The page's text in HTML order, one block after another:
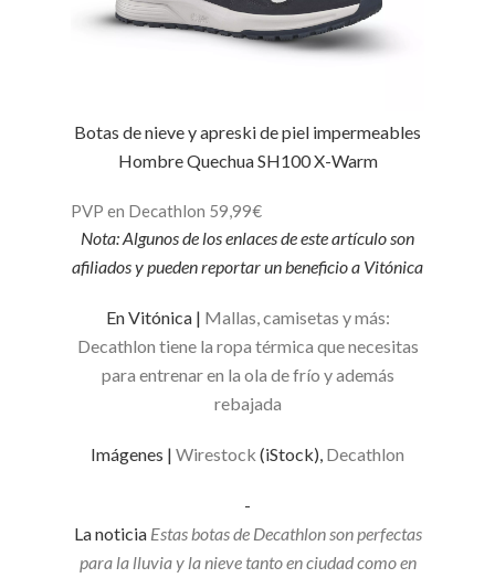
Botas de nieve y apreski de piel impermeables
Hombre Quechua SH100 X-Warm
PVP en Decathlon 59,99€
Nota: Algunos de los enlaces de este artículo son
afiliados y pueden reportar un beneficio a Vitónica
En Vitónica | Mallas, camisetas y más:
Decathlon tiene la ropa térmica que necesitas
para entrenar en la ola de frío y además
rebajada
Imágenes | Wirestock (iStock), Decathlon
-
La noticia Estas botas de Decathlon son perfectas
para la lluvia y la nieve tanto en ciudad como en